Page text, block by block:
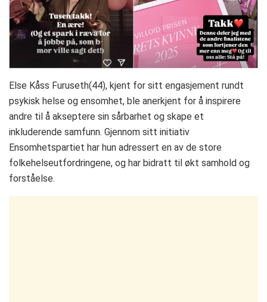
Else Kåss Furuseth(44), kjent for sitt engasjement rundt
psykisk helse og ensomhet, ble anerkjent for å inspirere
andre til å akseptere sin sårbarhet og skape et
inkluderende samfunn. Gjennom sitt initiativ
Ensomhetspartiet har hun adressert en av de store
folkehelseutfordringene, og har bidratt til økt samhold og
forståelse.